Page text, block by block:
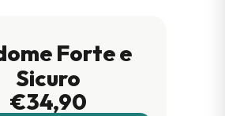
Forte e
Sicuro
€34,90